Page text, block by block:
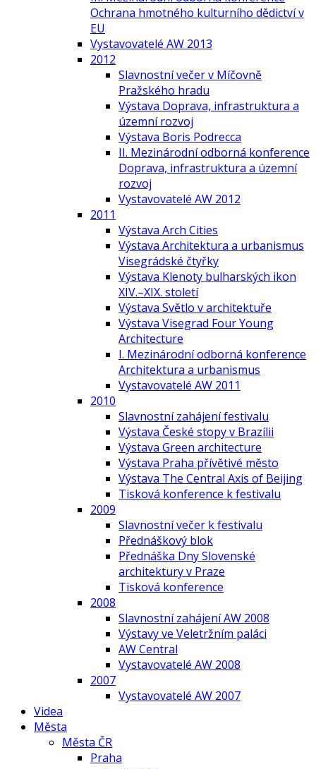
Ochrana hmotného kulturního dědictví v
EU
Vystavovatelé AW 2013
2012
Slavnostní večer v Míčovně
Pražského hradu
Výstava Doprava, infrastruktura a
územní rozvoj
Výstava Boris Podrecca
II. Mezinárodní odborná konference
Doprava, infrastruktura a územní
rozvoj
Vystavovatelé AW 2012
2011
Výstava Arch Cities
Výstava Architektura a urbanismus
Visegrádské čtyřky
Výstava Klenoty bulharských ikon
XIV.–XIX. století
Výstava Světlo v architektuře
Výstava Visegrad Four Young
Architecture
I. Mezinárodní odborná konference
Architektura a urbanismus
Vystavovatelé AW 2011
2010
Slavnostní zahájení festivalu
Výstava České stopy v Brazílii
Výstava Green architecture
Výstava Praha přívětivé město
Výstava The Central Axis of Beijing
Tisková konference k festivalu
2009
Slavnostní večer k festivalu
Přednáškový blok
Přednáška Dny Slovenské
architektury v Praze
Tisková konference
2008
Slavnostní zahájení AW 2008
Výstavy ve Veletržním paláci
AW Central
Vystavovatelé AW 2008
2007
Vystavovatelé AW 2007
Videa
Města
Města ČR
Praha